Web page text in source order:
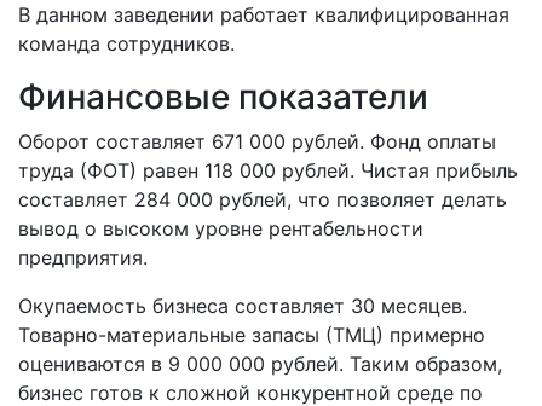
В данном заведении работает квалифицированная
команда сотрудников.
Финансовые показатели
Оборот составляет 671 000 рублей. Фонд оплаты
труда (ФОТ) равен 118 000 рублей. Чистая прибыль
составляет 284 000 рублей, что позволяет делать
вывод о высоком уровне рентабельности
предприятия.
Окупаемость бизнеса составляет 30 месяцев.
Товарно-материальные запасы (ТМЦ) примерно
оцениваются в 9 000 000 рублей. Таким образом,
бизнес готов к сложной конкурентной среде по